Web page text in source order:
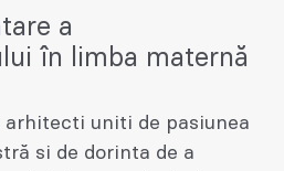
a
în limba maternă
arhitecti uniti de pasiunea
si de dorinta de a